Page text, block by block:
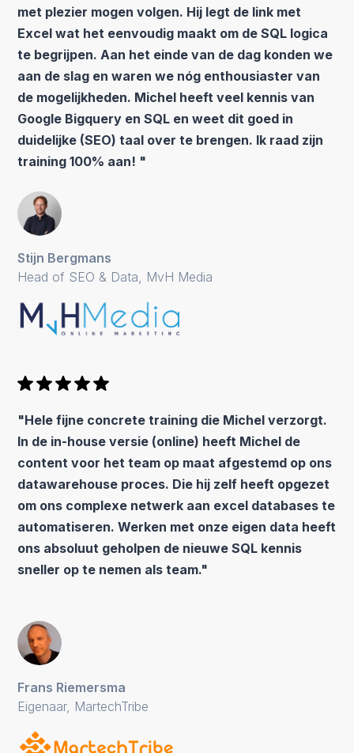
met plezier mogen volgen. Hij legt de link met
Excel wat het eenvoudig maakt om de SQL logica
te begrijpen. Aan het einde van de dag konden we
aan de slag en waren we nóg enthousiaster van
de mogelijkheden. Michel heeft veel kennis van
Google Bigquery en SQL en weet dit goed in
duidelijke (SEO) taal over te brengen. Ik raad zijn
training 100% aan! "
Stijn Bergmans
Head of SEO & Data, MvH Media
"Hele fijne concrete training die Michel verzorgt.
In de in-house versie (online) heeft Michel de
content voor het team op maat afgestemd op ons
datawarehouse proces. Die hij zelf heeft opgezet
om ons complexe netwerk aan excel databases te
automatiseren. Werken met onze eigen data heeft
ons absoluut geholpen de nieuwe SQL kennis
sneller op te nemen als team."
Frans Riemersma
Eigenaar, MartechTribe